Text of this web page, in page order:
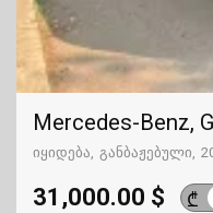
Mercedes-Benz,
იყიდება განბაჟებული
31,000.00 $ ₾